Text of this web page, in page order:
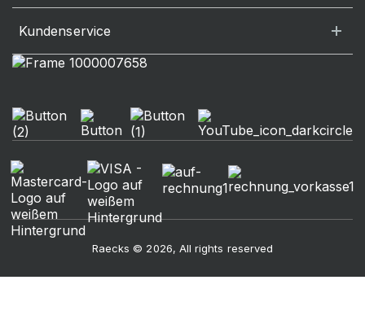
Kundenservice
Raecks © 2026, All rights reserved